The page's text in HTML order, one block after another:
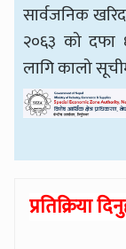
सार्वजनिक
२०६३ को दफा
लागि कालो
प्रतिक्रिया